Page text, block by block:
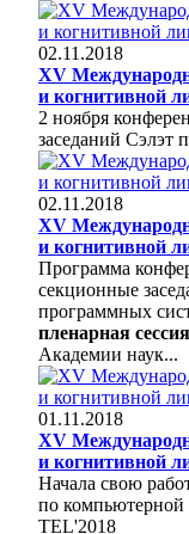
02.11.2018
XV
и когнитивной
2 ноября
заседаний Сэлэт
02.11.2018
XV
и когнитивной
Программа
секционные
программных
пленарная сессия
Академии наук...
01.11.2018
XV
и когнитивной
Начала свою
по компьютерной
TEL'2018